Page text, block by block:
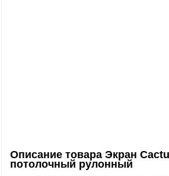
Описание товара Экран
потолочный рулонный